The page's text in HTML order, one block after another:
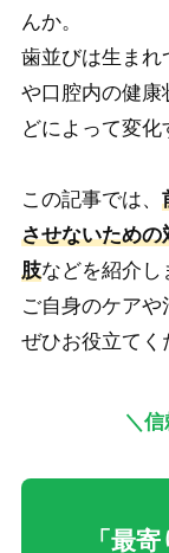
んか。
歯並びは生まれ
や口腔内の健康
どによって変化
この記事では、
させないための
肢などを紹介し
ご自身のケアや
ぜひお役立てく
＼
「最